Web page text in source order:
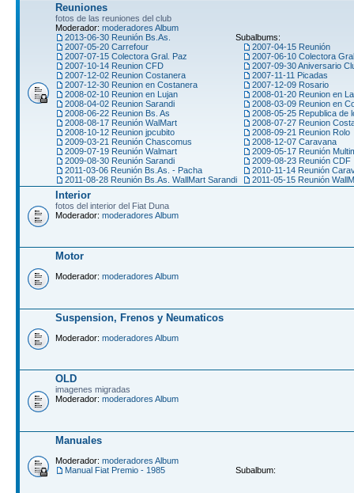
Reuniones
fotos de las reuniones del club
Moderador: moderadores Album
Subalbums:
2013-06-30 Reunión Bs.As.
2007-04-15 Reunión
2007-05-20 Carrefour
2007-06-10 Colectora
2007-07-15 Colectora Gral. Paz
2007-09-30 Aniversario
2007-10-14 Reunion CFD
2007-11-11 Picadas
2007-12-02 Reunion Costanera
2007-12-09 Rosario
2007-12-30 Reunion en Costanera
2008-01-20 Reunion en
2008-02-10 Reunion en Lujan
2008-03-09 Reunion en
2008-04-02 Reunion Sarandi
2008-05-25 Republica de
2008-06-22 Reunion Bs. As
2008-07-27 Reunion
2008-08-17 Reunión WalMart
2008-09-21 Reunion Rolo
2008-10-12 Reunion jpcubito
2008-12-07 Caravana
2009-03-21 Reunión Chascomus
2009-05-17 Reunión
2009-07-19 Reunión Walmart
2009-08-23 Reunión CDF
2009-08-30 Reunión Sarandi
2010-11-14 Reunión
2011-03-06 Reunión Bs.As. - Pacha
2011-05-15 Reunión
2011-08-28 Reunión Bs.As. WallMart Sarandi
Interior
fotos del interior del Fiat Duna
Moderador: moderadores Album
Motor
Moderador: moderadores Album
Suspension, Frenos y Neumaticos
Moderador: moderadores Album
OLD
imagenes migradas
Moderador: moderadores Album
Manuales
Moderador: moderadores Album
Subalbum:
Manual Fiat Premio - 1985